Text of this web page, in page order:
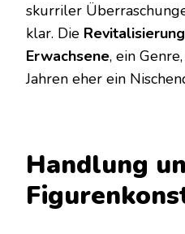
skurriler
klar. Die
Erwachsene, ein
Jahren eher ein
Handlung